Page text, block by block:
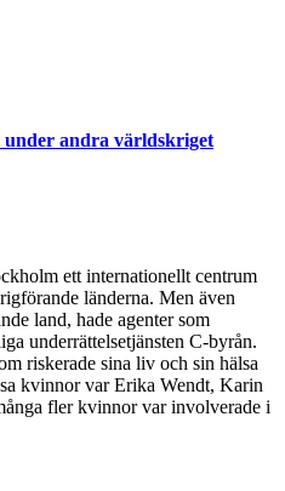
andra världskriget
ett internationellt centrum
länderna. Men även
land, hade agenter som
underrättelsetjänsten C-byrån.
riskerade sina liv och sin hälsa
kvinnor var Erika Wendt, Karin
fler kvinnor var involverade i